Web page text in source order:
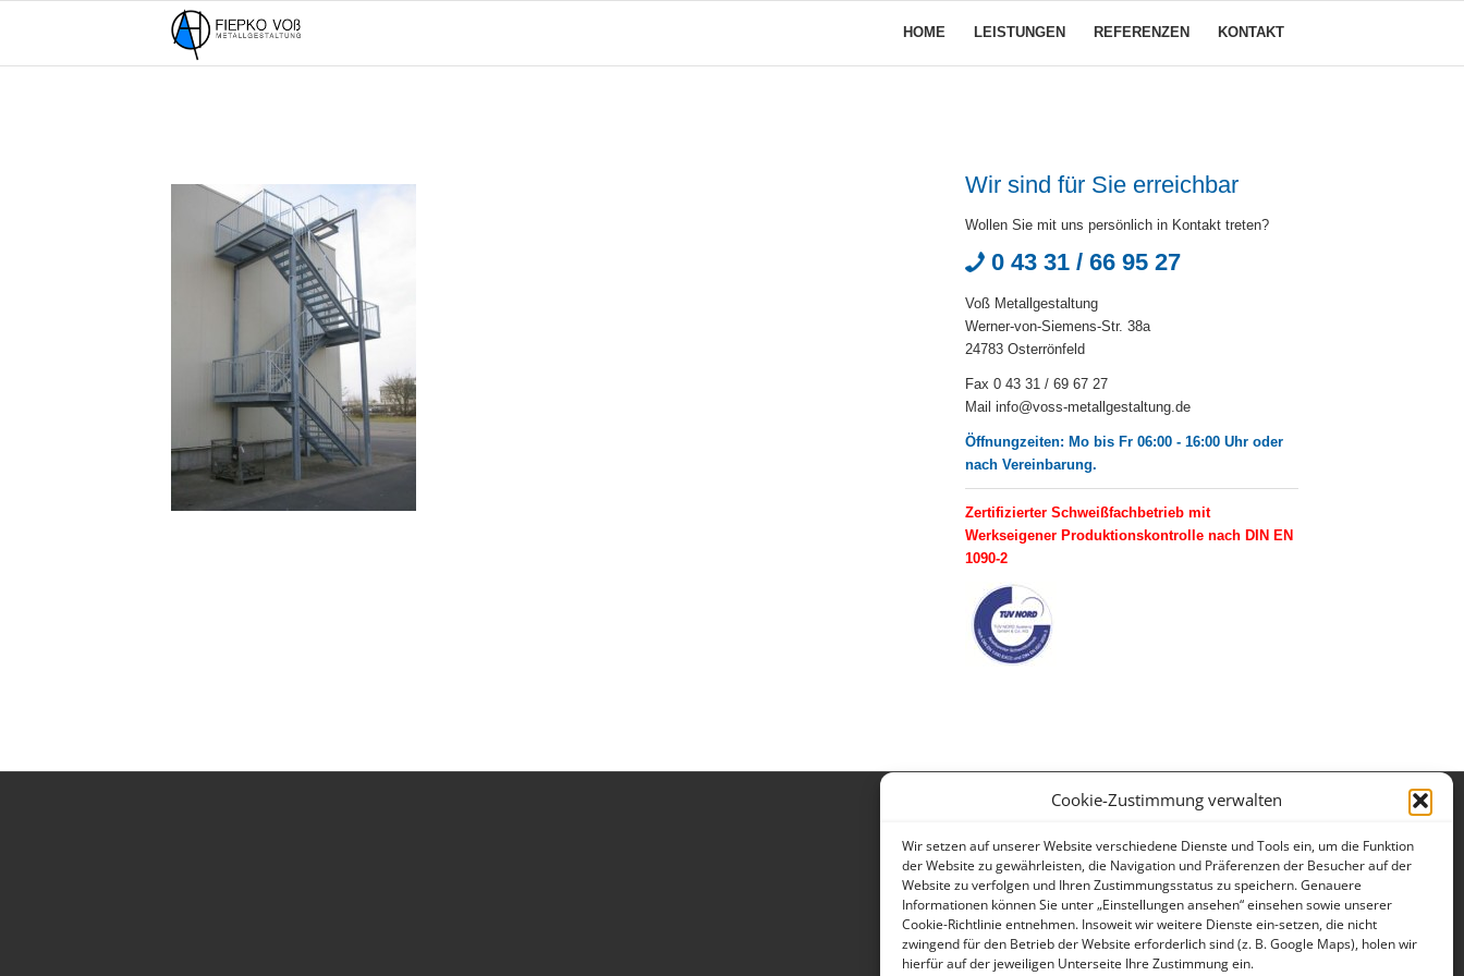
Cookie-Zustimmung verwalten
Wir setzen auf unserer Website verschiedene Dienste und Tools ein, um die Funktion
der Website zu gewährleisten, die Navigation und Präferenzen der Besucher auf der
Website zu verfolgen und Ihren Zustimmungsstatus zu speichern. Genauere
Informationen können Sie unter „Einstellungen ansehen“ einsehen sowie unserer
Cookie-Richtlinie entnehmen. Insoweit wir weitere Dienste ein-setzen, die nicht
zwingend für den Betrieb der Website erforderlich sind (z. B. Google Maps), holen wir
hierfür auf der jeweiligen Unterseite Ihre Zustimmung ein.
HOME LEISTUNGEN REFERENZEN KONTAKT
Wir sind für Sie erreichbar
Wollen Sie mit uns persönlich in Kontakt treten?
0 43 31 / 66 95 27
Voß Metallgestaltung
Werner-von-Siemens-Str. 38a
24783 Osterrönfeld
Fax 0 43 31 / 69 67 27
Mail info@voss-metallgestaltung.de
Öffnungzeiten: Mo bis Fr 06:00 - 16:00 Uhr oder
nach Vereinbarung.
Zertifizierter Schweißfachbetrieb mit
Werkseigener Produktionskontrolle nach DIN EN
1090-2
Impressum Datenschutzerklärung